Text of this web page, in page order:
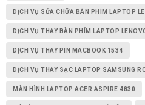
DỊCH VỤ SỬA CHỮA BÀN PHÍM LAPTOP
DỊCH VỤ THAY BÀN PHÍM LAPTOP
DỊCH VỤ THAY PIN MACBOOK 1534
DỊCH VỤ THAY SẠC LAPTOP SAMSUNG
MÀN HÌNH LAPTOP ACER ASPIRE 4830